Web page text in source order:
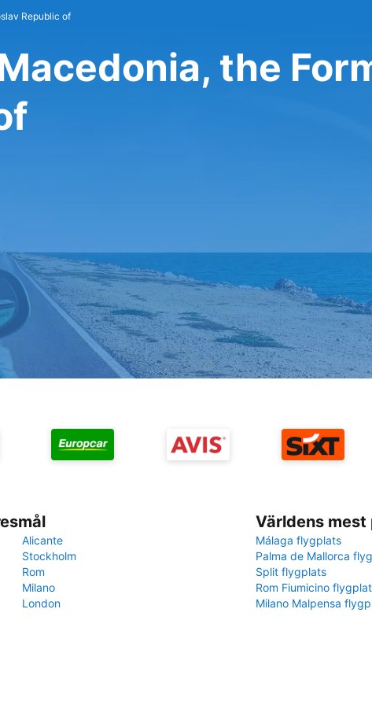
Republic of
the
Alicante
Stockholm
Rom
Milano
London
Världens
Málaga flygplats
Palma de Mallorca
Split flygplats
Rom Fiumicino
Milano Malpensa